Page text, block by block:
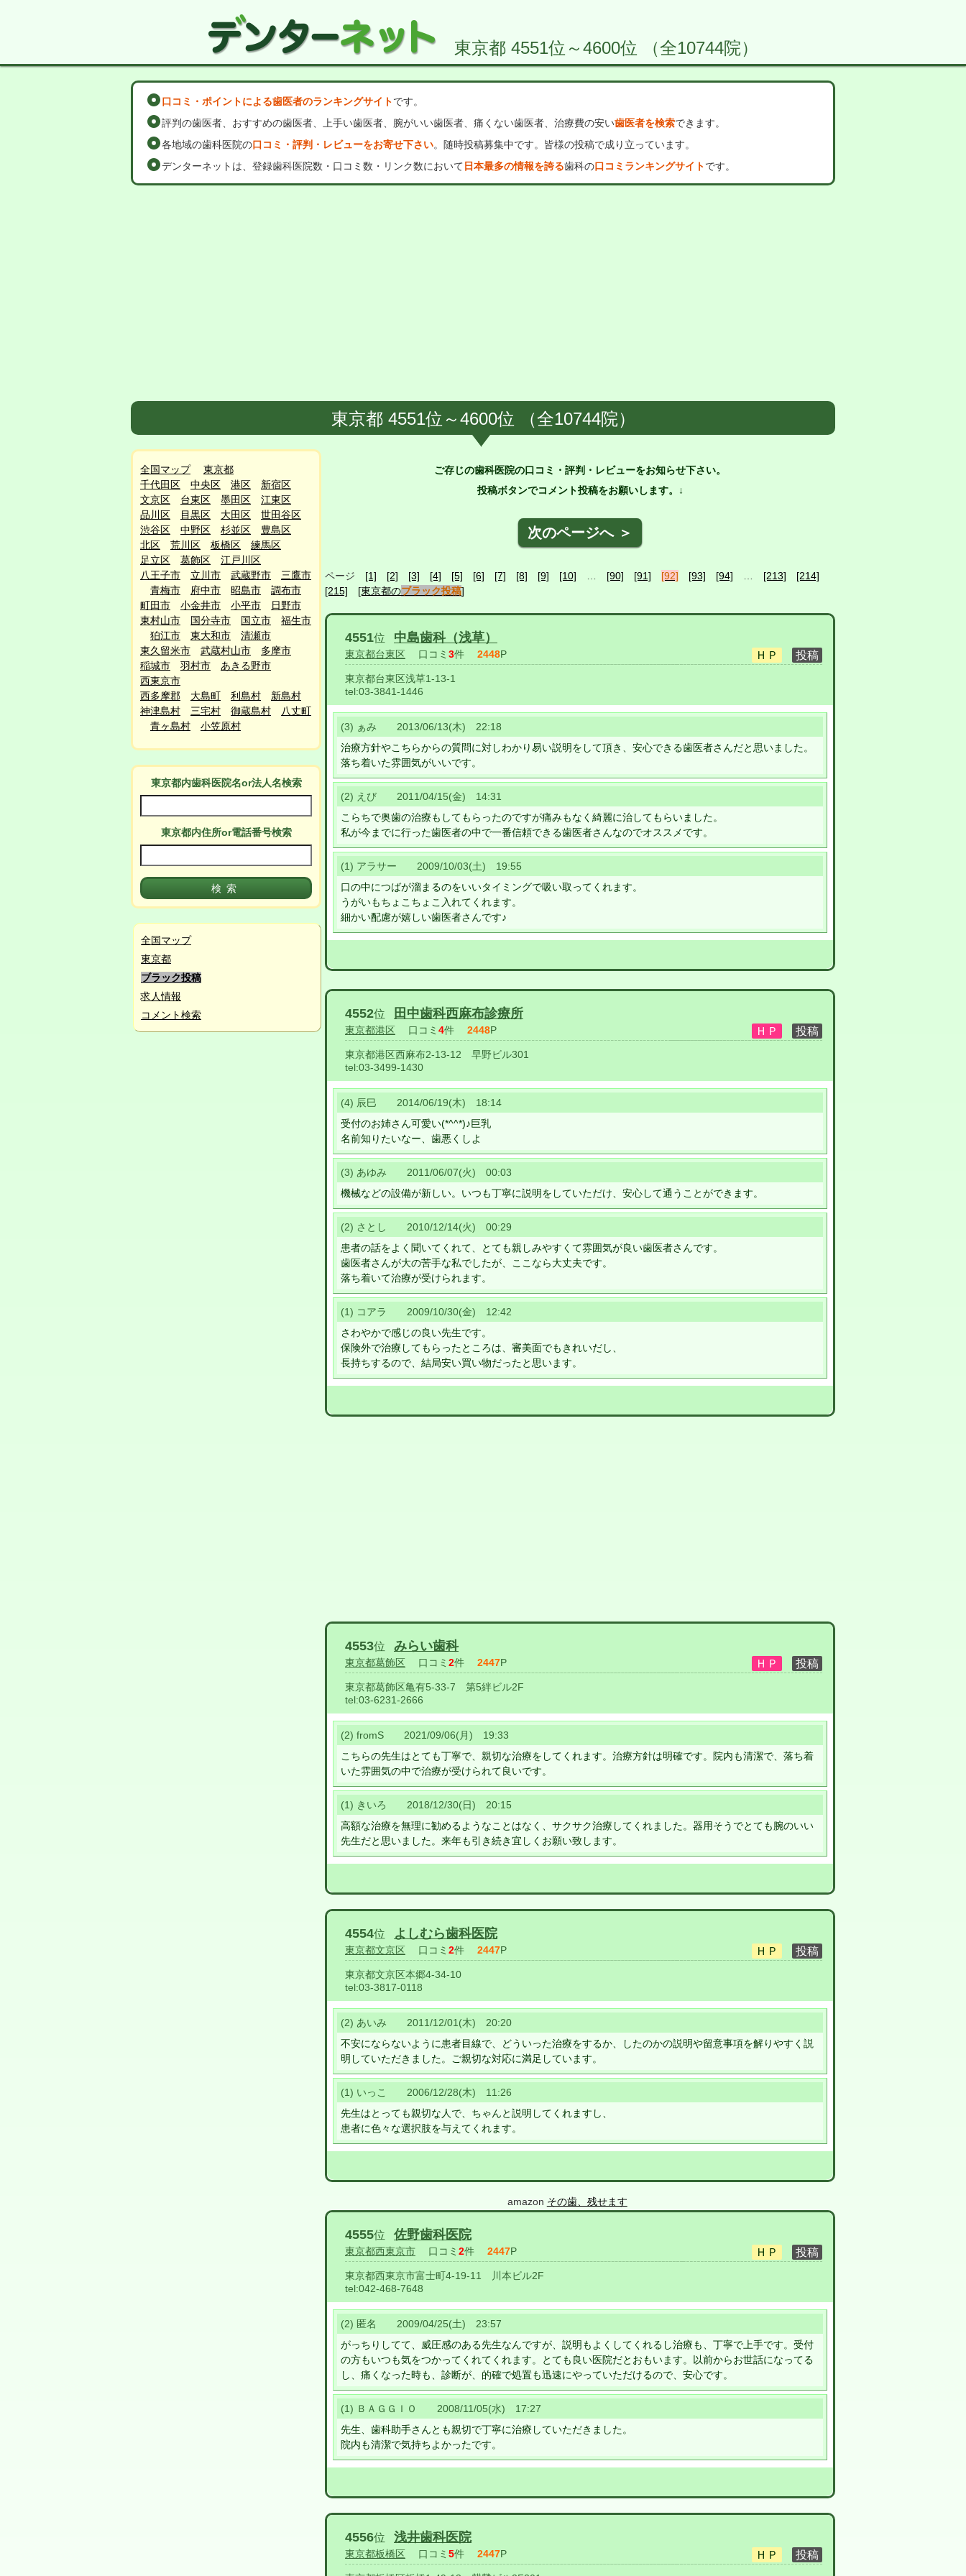
東京都 4551位～4600位 （全10744院）
口コミ・ポイントによる歯医者のランキングサイトです。
評判の歯医者、おすすめの歯医者、上手い歯医者、腕がいい歯医者、痛くない歯医者、治療費の安い歯医者を検索できます。
各地域の歯科医院の口コミ・評判・レビューをお寄せ下さい。随時投稿募集中です。皆様の投稿で成り立っています。
デンターネットは、登録歯科医院数・口コミ数・リンク数において 日本最多の情報を誇る歯科の口コミランキングサイトです。
東京都 4551位～4600位 （全10744院）
全国マップ
東京都
千代田区
中央区 港区
新宿区
文京区
台東区 墨田区
江東区
品川区
目黒区 大田区
世田谷区
渋谷区
中野区 杉並区
豊島区
北区
荒川区 板橋区
練馬区
足立区
葛飾区
江戸川区
八王子市
立川市 武蔵野市
三鷹市
青梅市
府中市 昭島市
調布市
町田市
小金井市 小平市
日野市
東村山市
国分寺市 国立市
福生市
狛江市
東大和市
清瀬市
東久留米市
武蔵村山市
多摩市
稲城市
羽村市
あきる野市
西東京市
西多摩郡
大島町 利島村
新島村
神津島村
三宅村 御蔵島村
八丈町
青ヶ島村
小笠原村
東京都内歯科医院名or法人名検索
東京都内住所or電話番号検索
全国マップ
東京都
ブラック投稿
求人情報
コメント検索
ご存じの歯科医院の口コミ・評判・レビューをお知らせ下さい。
投稿ボタンでコメント投稿をお願いします。↓
次のページへ ＞
ページ [1] [2] [3] [4] [5] [6] [7] [8] [9] [10] [90] [91] [92] [93] [94] [213]
[214]
[215]
[東京都のブラック投稿]
4551位 中島歯科（浅草）
東京都台東区 口コミ 3件 2448P
東京都台東区浅草1-13-1
tel:03-3841-1446
(3) ぁみ 2013/06/13(木) 22:18
治療方針やこちらからの質問に対しわかり易い説明をして頂き、安心できる歯医者さんだと思いました。
落ち着いた雰囲気がいいです。
(2) えび 2011/04/15(金) 14:31
こらちで奥歯の治療もしてもらったのですが痛みもなく綺麗に治してもらいました。
私が今までに行った歯医者の中で一番信頼できる歯医者さんなのでオススメです。
(1) アラサー 2009/10/03(土) 19:55
口の中につばが溜まるのをいいタイミングで吸い取ってくれます。
うがいもちょこちょこ入れてくれます。
細かい配慮が嬉しい歯医者さんです♪
4552位 田中歯科西麻布診療所
東京都港区 口コミ 4件 2448P
東京都港区西麻布2-13-12 早野ビル301
tel:03-3499-1430
(4) 辰巳 2014/06/19(木) 18:14
受付のお姉さん可愛い(*^^*)♪巨乳
名前知りたいなー、歯悪くしよ
(3) あゆみ 2011/06/07(火) 00:03
機械などの設備が新しい。いつも丁寧に説明をしていただけ、安心して通うことができます。
(2) さとし 2010/12/14(火) 00:29
患者の話をよく聞いてくれて、とても親しみやすくて雰囲気が良い歯医者さんです。
歯医者さんが大の苦手な私でしたが、ここなら大丈夫です。
落ち着いて治療が受けられます。
(1) コアラ 2009/10/30(金) 12:42
さわやかで感じの良い先生です。
保険外で治療してもらったところは、審美面でもきれいだし、
長持ちするので、結局安い買い物だったと思います。
4553位 みらい歯科
東京都葛飾区 口コミ 2件 2447P
東京都葛飾区亀有5-33-7 第5絆ビル2F
tel:03-6231-2666
(2) fromS 2021/09/06(月) 19:33
こちらの先生はとても丁寧で、親切な治療をしてくれます。治療方針は明確です。院内も清潔で、落ち着
いた雰囲気の中で治療が受けられて良いです。
(1) きいろ 2018/12/30(日) 20:15
高額な治療を無理に勧めるようなことはなく、サクサク治療してくれました。器用そうでとても腕のいい
先生だと思いました。来年も引き続き宜しくお願い致します。
4554位 よしむら歯科医院
東京都文京区 口コミ 2件 2447P
東京都文京区本郷4-34-10
tel:03-3817-0118
(2) あいみ 2011/12/01(木) 20:20
不安にならないように患者目線で、どういった治療をするか、したのかの説明や留意事項を解りやすく説
明していただきました。ご親切な対応に満足しています。
(1) いっこ 2006/12/28(木) 11:26
先生はとっても親切な人で、ちゃんと説明してくれますし、
患者に色々な選択肢を与えてくれます。
amazon その歯、残せます
4555位 佐野歯科医院
東京都西東京市 口コミ 2件 2447P
東京都西東京市富士町4-19-11 川本ビル2F
tel:042-468-7648
(2) 匿名 2009/04/25(土) 23:57
がっちりしてて、威圧感のある先生なんですが、説明もよくしてくれるし治療も、丁寧で上手です。受付
の方もいつも気をつかってくれてくれます。とても良い医院だとおもいます。以前からお世話になってる
し、痛くなった時も、診断が、的確で処置も迅速にやっていただけるので、安心です。
(1) ＢＡＧＧＩＯ 2008/11/05(水) 17:27
先生、歯科助手さんとも親切で丁寧に治療していただきました。
院内も清潔で気持ちよかったです。
4556位 浅井歯科医院
東京都板橋区 口コミ 5件 2447P